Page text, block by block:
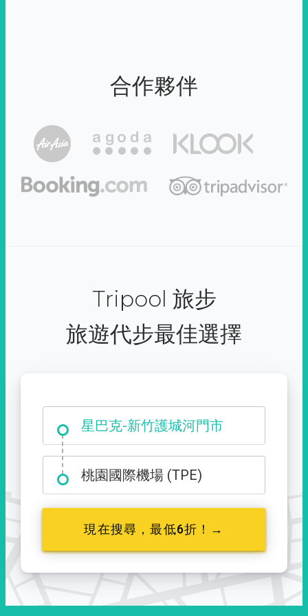
合作夥伴
Tripool 旅步
旅遊代步最佳選擇
星巴克-新竹護城河門市
大霸尖山登山口
桃園國際機場 (TPE)
現在搜尋，最低6折！→